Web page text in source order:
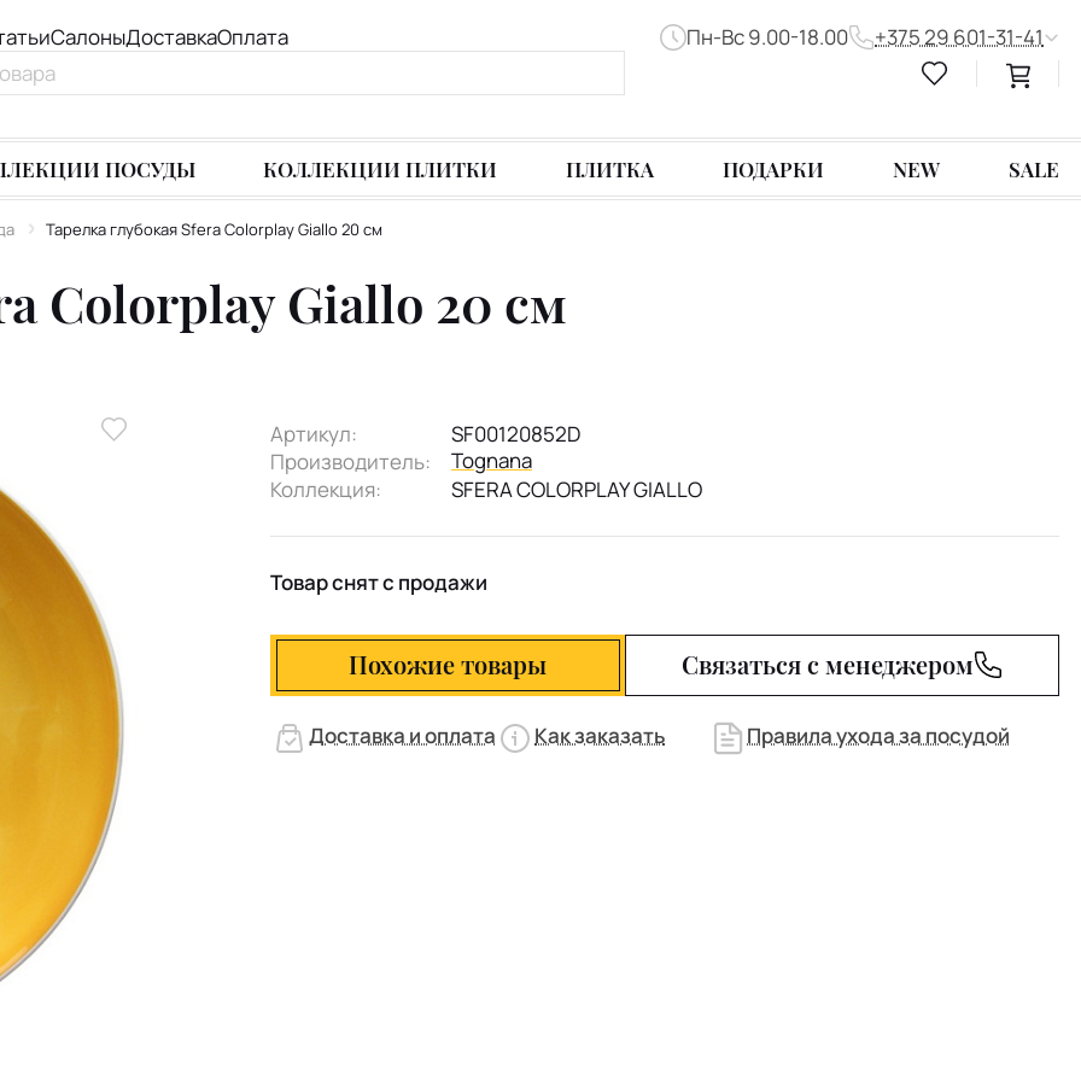
СалоныДоставкаОплата Пн-Вс 9.00-18.00 +375 29 601-31-41
ПОСУДЫ КОЛЛЕКЦИИ ПЛИТКИ ПЛИТКА ПОДАРКИ NEW SALE
Тарелка глубокая Sfera Colorplay Giallo 20 см
Colorplay Giallo 20 см
Артикул:
SF00120852D
Производитель:
Tognana
Коллекция:
SFERA COLORPLAY GIALLO
Товар снят с продажи
Похожие товары Связаться с менеджером
Доставка и оплата Как заказать Правила ухода за посудой